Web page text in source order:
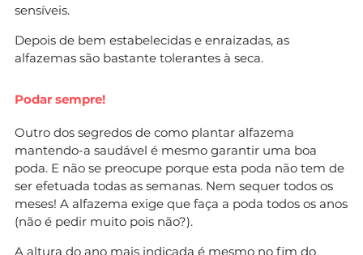
sensíveis.
Depois de bem estabelecidas e enraizadas, as
alfazemas são bastante tolerantes à seca.
Podar sempre!
Outro dos segredos de como plantar alfazema
mantendo-a saudável é mesmo garantir uma boa
poda. E não se preocupe porque esta poda não tem de
ser efetuada todas as semanas. Nem sequer todos os
meses! A alfazema exige que faça a poda todos os anos
(não é pedir muito pois não?).
A altura do ano mais indicada é mesmo no fim do